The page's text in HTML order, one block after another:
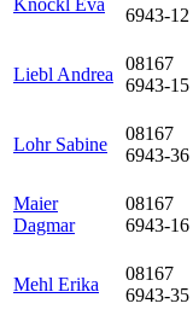
Knöckl Eva
6943-12
Liebl Andrea
08167
6943-15
Lohr Sabine
08167
6943-36
Maier
Dagmar
08167
6943-16
Mehl Erika
08167
6943-35